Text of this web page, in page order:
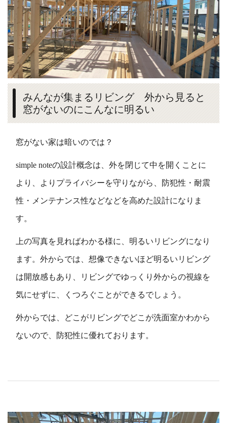
みんなが集まるリビング 外から見ると
窓がないのにこんなに明るい
窓がない家は暗いのでは？
simple noteの設計概念は、外を閉じて中を開くことに
より、よりプライバシーを守りながら、防犯性・耐震
性・メンテナンス性などなどを高めた設計になりま
す。
上の写真を見ればわかる様に、明るいリビングになり
ます。外からでは、想像できないほど明るいリビング
は開放感もあり、リビングでゆっくり外からの視線を
気にせずに、くつろぐことができるでしょう。
外からでは、どこがリビングでどこが洗面室かわから
ないので、防犯性に優れております。